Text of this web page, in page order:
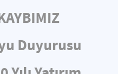
Duyurusu